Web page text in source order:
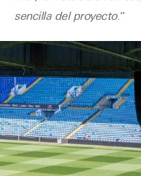
sencilla del proyecto.”